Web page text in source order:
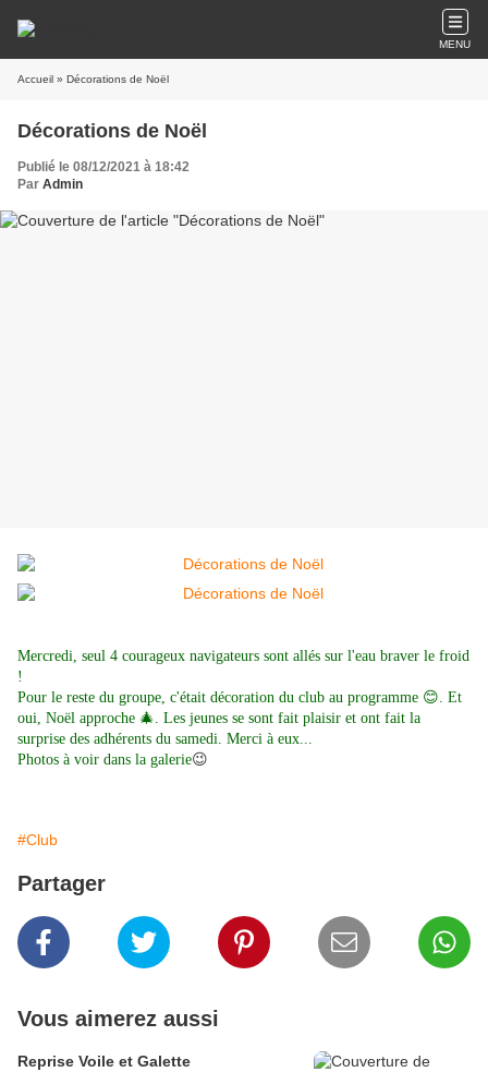
MENU
Accueil » Décorations de Noël
Décorations de Noël
Publié le 08/12/2021 à 18:42
Par Admin
Mercredi, seul 4 courageux navigateurs sont allés sur l'eau braver le froid
!
Pour le reste du groupe, c'était décoration du club au programme 😊. Et
oui, Noël approche 🎄. Les jeunes se sont fait plaisir et ont fait la
surprise des adhérents du samedi. Merci à eux...
Photos à voir dans la galerie😉
#Club
Partager
Vous aimerez aussi
Reprise Voile et Galette